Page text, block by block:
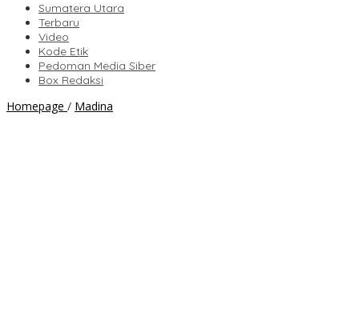
Sumatera Utara
Terbaru
Video
Kode Etik
Pedoman Media Siber
Box Redaksi
Homepage / Madina